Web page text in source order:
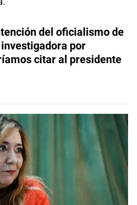
del oficialismo de
por
citar al presidente